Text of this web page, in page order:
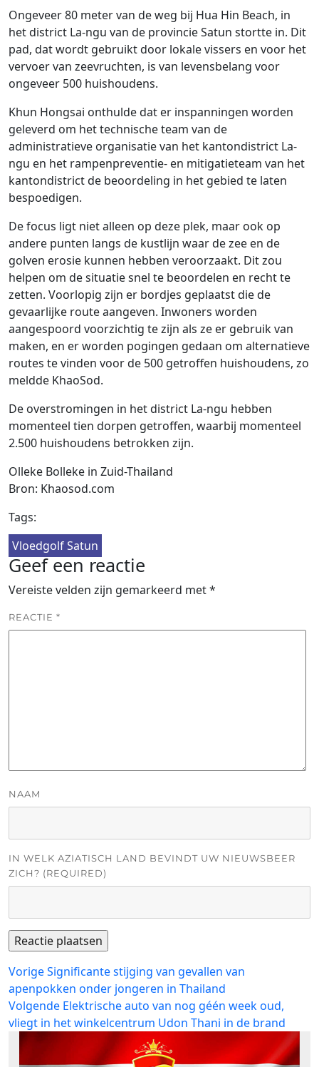
Ongeveer 80 meter van de weg bij Hua Hin Beach, in
het district La-ngu van de provincie Satun stortte in. Dit
pad, dat wordt gebruikt door lokale vissers en voor het
vervoer van zeevruchten, is van levensbelang voor
ongeveer 500 huishoudens.
Khun Hongsai onthulde dat er inspanningen worden
geleverd om het technische team van de
administratieve organisatie van het kantondistrict La-
ngu en het rampenpreventie- en mitigatieteam van het
kantondistrict de beoordeling in het gebied te laten
bespoedigen.
De focus ligt niet alleen op deze plek, maar ook op
andere punten langs de kustlijn waar de zee en de
golven erosie kunnen hebben veroorzaakt. Dit zou
helpen om de situatie snel te beoordelen en recht te
zetten. Voorlopig zijn er bordjes geplaatst die de
gevaarlijke route aangeven. Inwoners worden
aangespoord voorzichtig te zijn als ze er gebruik van
maken, en er worden pogingen gedaan om alternatieve
routes te vinden voor de 500 getroffen huishoudens, zo
meldde KhaoSod.
De overstromingen in het district La-ngu hebben
momenteel tien dorpen getroffen, waarbij momenteel
2.500 huishoudens betrokken zijn.
Olleke Bolleke in Zuid-Thailand
Bron: Khaosod.com
Tags:
Vloedgolf Satun
Geef een reactie
Vereiste velden zijn gemarkeerd met*
REACTIE *
NAAM
IN WELK AZIATISCH LAND BEVINDT UW NIEUWSBEER
ZICH? (REQUIRED)
Bericht
navigatie
VorigeVorig
bericht:
Significante stijging van gevallen van
apenpokken onder jongeren in Thailand
Volgende Volgend
bericht:
Elektrische auto van nog géén week oud,
vliegt in het winkelcentrum Udon Thani in de brand